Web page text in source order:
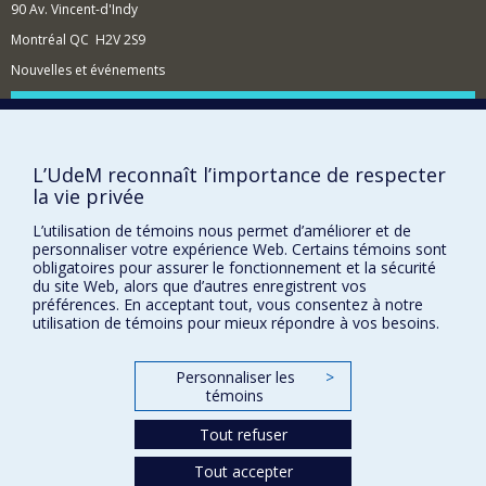
observer des pratiques d’intervention et à analyser les
différents arrangements organisationnels des
formation à l’intervention socio-judiciaire sur les plan
éthique, clinique et professionnel.
90 Av. Vincent-d'Indy
Montréal QC H2V 2S9
Nouvelles et événements
Comment soutenir l'École?
Plan du site
Signaler une erreur
Accessibilité
FACULTÉ DES ARTS ET DES SCIENCES
Nos départements et écoles
L’UdeM reconnaît l’importance de respecter
la vie privée
L’utilisation de témoins nous permet d’améliorer et de
personnaliser votre expérience Web. Certains témoins sont
obligatoires pour assurer le fonctionnement et la sécurité
du site Web, alors que d’autres enregistrent vos
préférences. En acceptant tout, vous consentez à notre
utilisation de témoins pour mieux répondre à vos besoins.
Personnaliser les
témoins
>
Tout refuser
Tout accepter